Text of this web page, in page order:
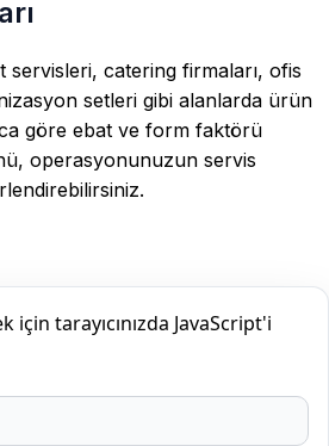
servisleri, catering firmaları, ofis
setleri gibi alanlarda ürün
göre ebat ve form faktörü
operasyonunuzun servis
tarayıcınızda JavaScript'i